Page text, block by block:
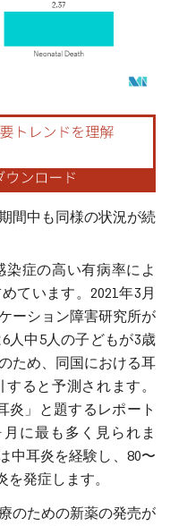
4.0の表示が必要です。
間中も同様の状況が続
症の高い有病率によ
ています。2021年3月
ーション障害研究所が
人中5人の子どもが3歳
ため、同国における耳
ると予測されます。
炎」と題するレポート
に最も多く見られま
中耳炎を経験し、80〜
発症します。
のための新薬の発売が